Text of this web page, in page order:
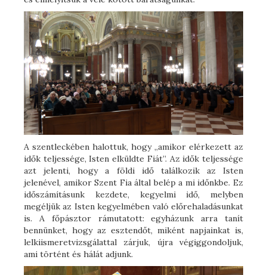
A szentleckében halottuk, hogy „amikor elérkezett az
idők teljessége, Isten elküldte Fiát”. Az idők teljessége
azt jelenti, hogy a földi idő találkozik az Isten
jelenével, amikor Szent Fia által belép a mi időnkbe. Ez
időszámításunk kezdete, kegyelmi idő, melyben
megéljük az Isten kegyelmében való előrehaladásunkat
is. A főpásztor rámutatott: egyházunk arra tanít
bennünket, hogy az esztendőt, miként napjainkat is,
lelkiismeretvizsgálattal zárjuk, újra végiggondoljuk,
ami történt és hálát adjunk.